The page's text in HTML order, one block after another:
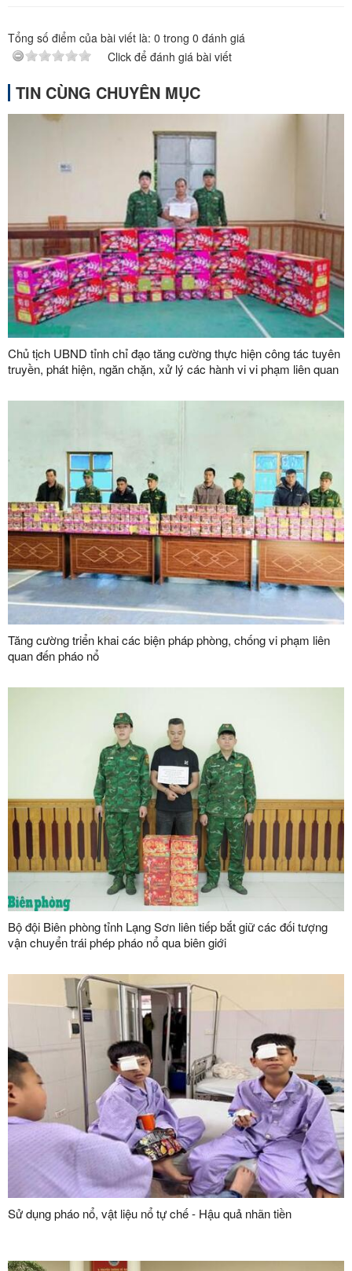
Tổng số điểm của bài viết là: 0 trong 0 đánh giá
Click để đánh giá bài viết
TIN CÙNG CHUYÊN MỤC
Chủ tịch UBND tỉnh chỉ đạo tăng cường thực hiện công tác tuyên
truyền, phát hiện, ngăn chặn, xử lý các hành vi vi phạm liên quan
Tăng cường triển khai các biện pháp phòng, chống vi phạm liên
quan đến pháo nổ
Bộ đội Biên phòng tỉnh Lạng Sơn liên tiếp bắt giữ các đối tượng
vận chuyển trái phép pháo nổ qua biên giới
Sử dụng pháo nổ, vật liệu nổ tự chế - Hậu quả nhãn tiền